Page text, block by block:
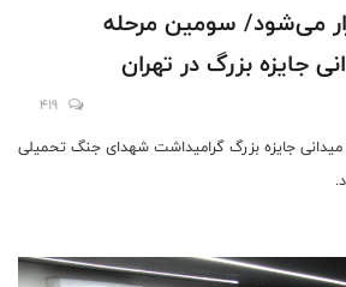
برگزار می‌شود/ سومین مرحله
جایزه بزرگ در تهران
419
جایزه بزرگ گرامیداشت شهدای جنگ تحمیلی